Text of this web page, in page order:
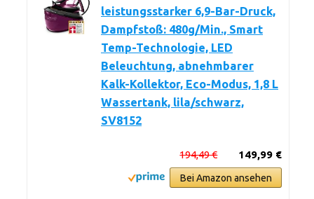
leistungsstarker 6,9-Bar-Druck,
Dampfstoß: 480g/Min., Smart
Temp-Technologie, LED
Beleuchtung, abnehmbarer
Kalk-Kollektor, Eco-Modus, 1,8 L
Wassertank, lila/schwarz,
SV8152
149,99 €
194,49 €
Bei Amazon ansehen